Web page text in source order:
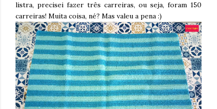
listra, precisei fazer três carreiras, ou seja, foram 150
carreiras! Muita coisa, né? Mas valeu a pena :)